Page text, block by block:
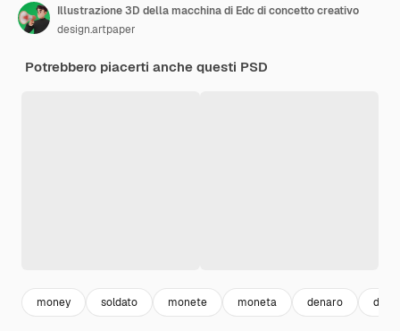
Illustrazione 3D della macchina di Edc di concetto creativo
design.artpaper
Potrebbero piacerti anche questi PSD
money soldato monete moneta denaro